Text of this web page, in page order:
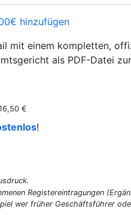
hinzufügen
mit einem kompletten,
als PDF-Datei
€
!
Registereintragungen
wer früher Geschäftsführer